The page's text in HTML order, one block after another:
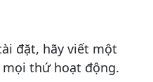
đặt, hãy viết một
thứ hoạt động.